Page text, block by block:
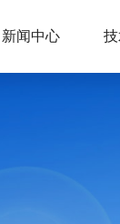
新闻中心